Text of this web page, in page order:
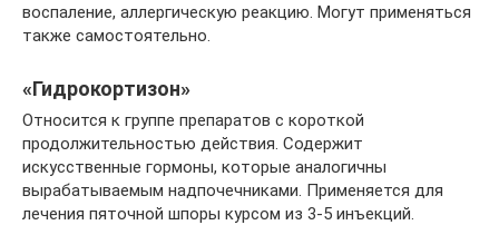
воспаление, аллергическую реакцию. Могут применяться
также самостоятельно.
«Гидрокортизон»
Относится к группе препаратов с короткой
продолжительностью действия. Содержит
искусственные гормоны, которые аналогичны
вырабатываемым надпочечниками. Применяется для
лечения пяточной шпоры курсом из 3-5 инъекций.